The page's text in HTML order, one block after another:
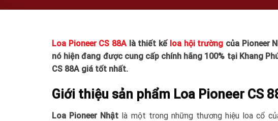
Loa Pioneer CS 88Alà thiết kế loa hội trường của Pioneer
nó hiện đang được cung cấp chính hãng 100% tại Khang
CS 88A giá tốt nhất.
Giới thiệu sản phẩm Loa Pioneer CS
Loa Pioneer Nhật là một trong những thương hiệu loa cổ